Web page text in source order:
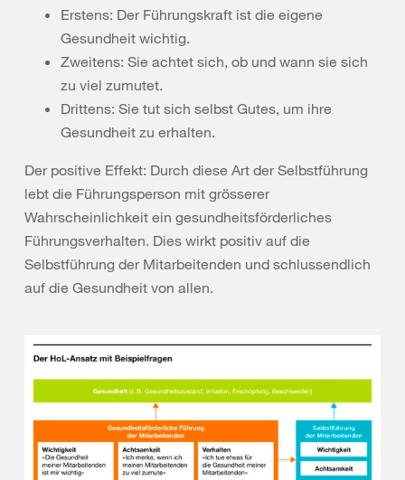
Erstens: Der Führungskraft ist die eigene
Gesundheit wichtig.
Zweitens: Sie achtet sich, ob und wann sie sich
zu viel zumutet.
Drittens: Sie tut sich selbst Gutes, um ihre
Gesundheit zu erhalten.
Der positive Effekt: Durch diese Art der Selbstführung
lebt die Führungsperson mit grösserer
Wahrscheinlichkeit ein gesundheitsförderliches
Führungsverhalten. Dies wirkt positiv auf die
Selbstführung der Mitarbeitenden und schlussendlich
auf die Gesundheit von allen.